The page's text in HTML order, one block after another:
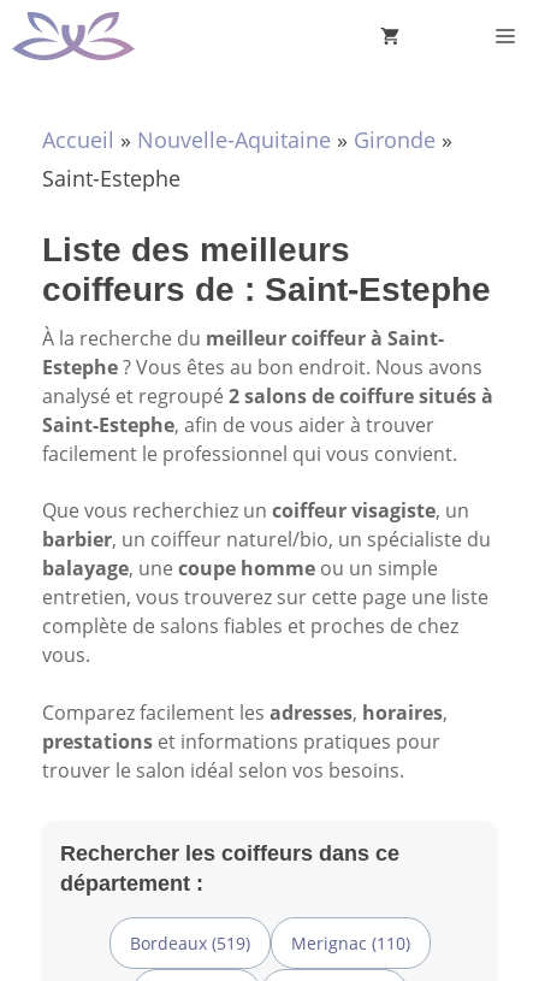
Aller
au
Accueil » Nouvelle-Aquitaine » Gironde »
Saint-Estephe
Liste des meilleurs
coiffeurs de : Saint-Estephe
À la recherche du meilleur coiffeur à Saint-
Estephe? Vous êtes au bon endroit. Nous avons
analysé et regroupé 2 salons de coiffure situés à
Saint-Estephe, afin de vous aider à trouver
facilement le professionnel qui vous convient.
Que vous recherchiez un coiffeur visagiste, un
barbier, un coiffeur naturel/bio, un spécialiste du
balayage, une coupe homme ou un simple
entretien, vous trouverez sur cette page une liste
complète de salons fiables et proches de chez
vous.
Comparez facilement les adresses, horaires,
prestations et informations pratiques pour
trouver le salon idéal selon vos besoins.
Rechercher les coiffeurs dans ce
département :
Bordeaux (519) Merignac (110)